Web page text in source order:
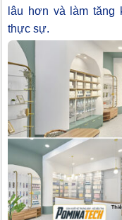
lâu hơn và làm tăng
thực sự.